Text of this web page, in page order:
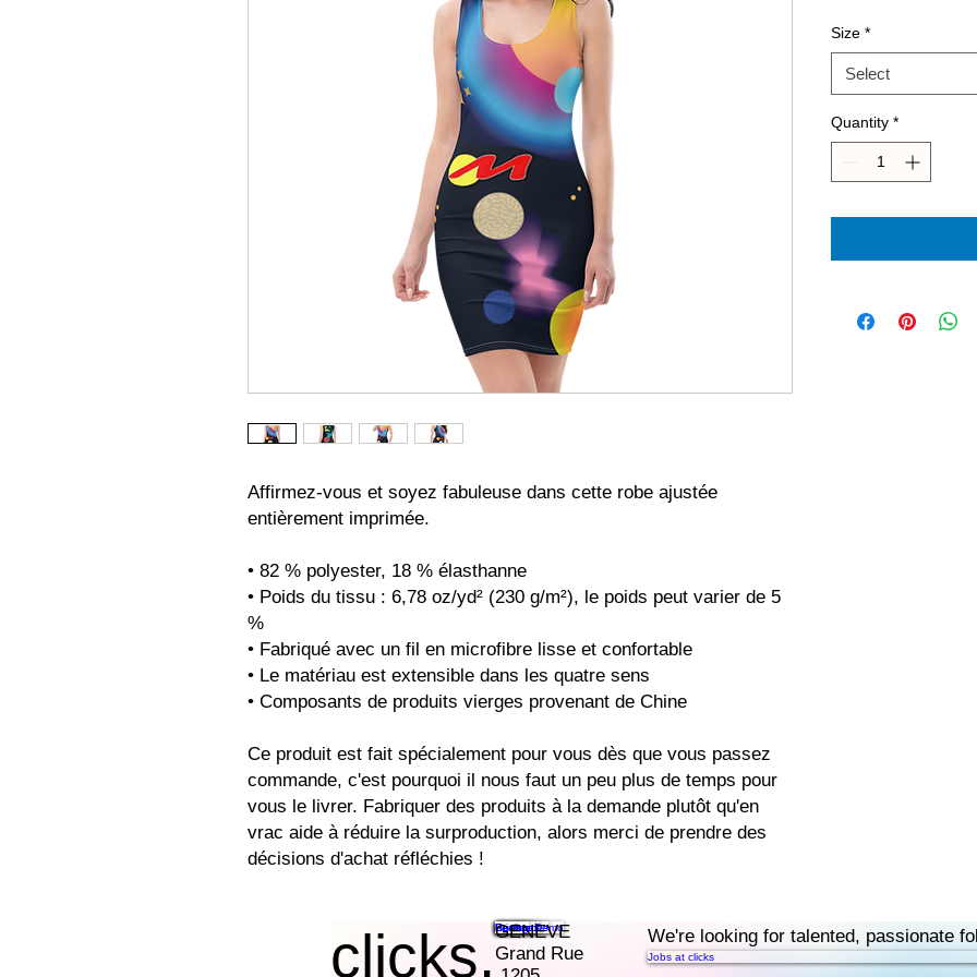
Affirmez-vous et soyez fabuleuse dans cette robe ajustée
entièrement imprimée.
• 82 % polyester, 18 % élasthanne
• Poids du tissu : 6,78 oz/yd² (230 g/m²), le poids peut varier de 5
%
• Fabriqué avec un fil en microfibre lisse et confortable
• Le matériau est extensible dans les quatre sens
• Composants de produits vierges provenant de Chine
Ce produit est fait spécialement pour vous dès que vous passez
commande, c'est pourquoi il nous faut un peu plus de temps pour
vous le livrer. Fabriquer des produits à la demande plutôt qu'en
vrac aide à réduire la surproduction, alors merci de prendre des
décisions d'achat réfléchies !
Size *
Select
Quantity *
clicks.Features
Pricing
Resources
Contact
Book a Demo
GENEVE
Grand Rue
We're looking for talented, passionate
Jobs at clicks